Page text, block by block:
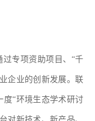
专项资助项目、 “千
企业的创新发展。联
度“环境生态学术研讨